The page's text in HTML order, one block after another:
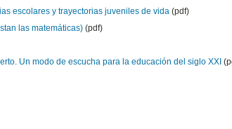
escolares y trayectorias juveniles de vida (pdf)
las matemáticas) (pdf)
Un modo de escucha para la educación del siglo XXI